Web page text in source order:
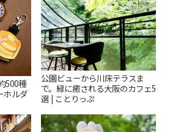
500種
ホルダ
りっ
公園ビューから川床テラスま
で。緑に癒される大阪のカフェ5
選 | ことりっぷ